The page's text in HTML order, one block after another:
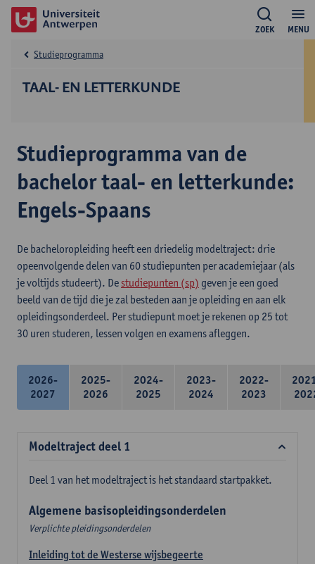
MENU
ZOEK
TAAL- EN LETTERKUNDE
Studieprogramma
Studieprogramma van de
bachelor taal- en letterkunde:
Engels-Spaans
De bacheloropleiding heeft een driedelig modeltraject: drie
opeenvolgende delen van 60 studiepunten per academiejaar (als
je voltijds studeert). De studiepunten (sp) geven je een goed
beeld van de tijd die je zal besteden aan je opleiding en aan elk
opleidingsonderdeel. Per studiepunt moet je rekenen op 25 tot
30 uren studeren, lessen volgen en examens afleggen.
2026-
2027
2025-
2026
2024-
2025
2023-
2024
2022-
2023
Modeltraject deel 1
Deel 1 van het modeltraject is het standaard startpakket.
Algemene basisopleidingsonderdelen
Verplichte pleidingsonderdelen
Inleiding tot de Westerse wijsbegeerte